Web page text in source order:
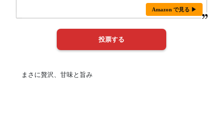
Amazon で見る ▶
まさに贅沢、甘味と旨み